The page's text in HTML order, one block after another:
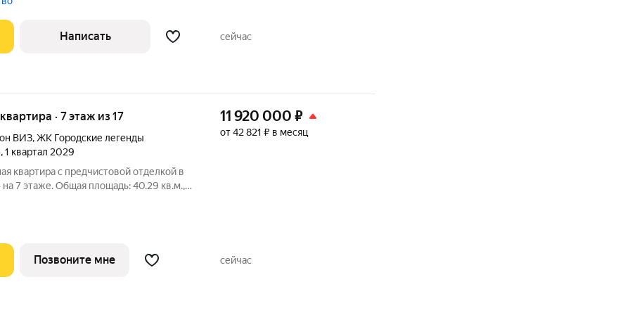
Написать сейчас
· 7 этаж из 17
ВИЗ,ЖК Городские легенды
, 1 квартал 2029
квартира с предчистовой отделкой в
7 этаже. Общая площадь: 40.29 кв.м.,
11 920 000 ₽
от 42 821 ₽ в месяц
Позвоните мне сейчас